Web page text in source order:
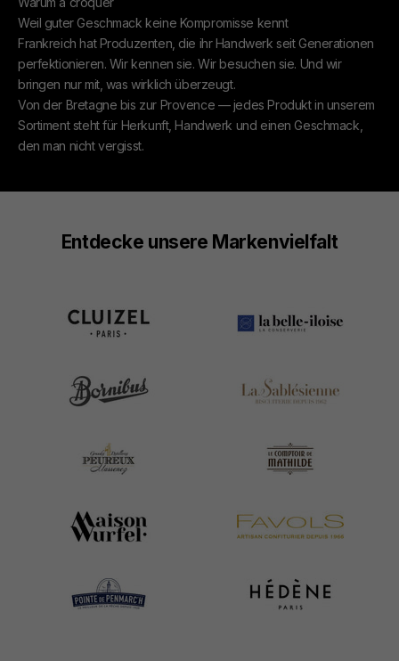
Weil guter Geschmack keine Kompromisse kennt
Frankreich hat Produzenten, die ihr Handwerk seit Generationen
perfektionieren. Wir kennen sie. Wir besuchen sie. Und wir
bringen nur mit, was wirklich überzeugt.
Von der Bretagne bis zur Provence — jedes Produkt in unserem
Sortiment steht für Herkunft, Handwerk und einen Geschmack,
den man nicht vergisst.
Entdecke unsere Markenvielfalt